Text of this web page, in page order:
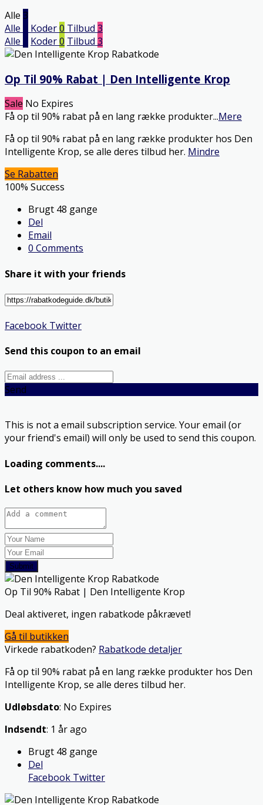
Alle 3
Alle
Koder0 Tilbud 3
Alle
Koder0 Tilbud 3
Op Til 90% Rabat | Den Intelligente Krop
Sale No Expires
Få op til 90% rabat på en lang række produkter...Mere
Få op til 90% rabat på en lang række produkter hos Den
Intelligente Krop, se alle deres tilbud her. Mindre
Se Rabatten
100% Success
Brugt 48 gange
Del
Email
0 Comments
Share it with your friends
Facebook Twitter
Send this coupon to an email
Send
This is not a email subscription service. Your email (or
your friend's email) will only be used to send this coupon.
Loading comments....
Let others know how much you saved
Submit
Op Til 90% Rabat | Den Intelligente Krop
Deal aktiveret, ingen rabatkode påkrævet!
Gå til butikken
Virkede rabatkoden? Rabatkode detaljer
Få op til 90% rabat på en lang række produkter hos Den
Intelligente Krop, se alle deres tilbud her.
Udløbsdato: No Expires
Indsendt: 1 år ago
Brugt 48 gange
Del
Facebook Twitter